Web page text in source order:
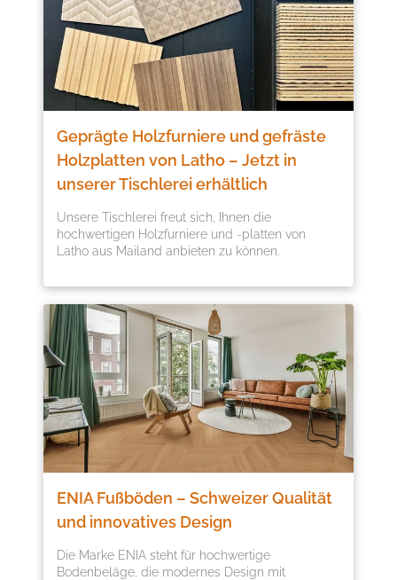
Geprägte Holzfurniere und gefräste
Holzplatten von Latho – Jetzt in
unserer Tischlerei erhältlich
Unsere Tischlerei freut sich, Ihnen die
hochwertigen Holzfurniere und -platten von
Latho aus Mailand anbieten zu können.
ENIA Fußböden – Schweizer Qualität
und innovatives Design
Die Marke ENIA steht für hochwertige
Bodenbeläge, die modernes Design mit